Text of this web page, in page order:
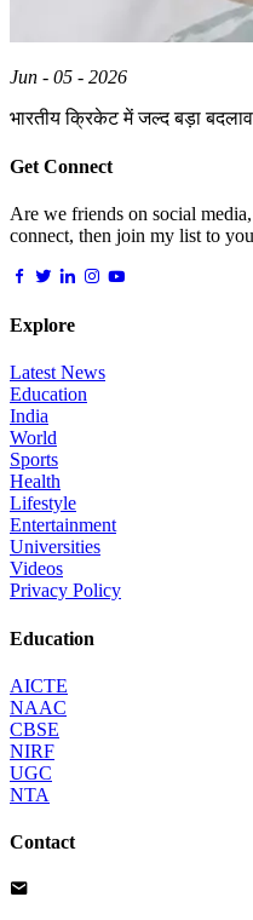
Jun - 05 - 2026
भारतीय क्रिकेट में जल्द बड़ा
Get Connect
Are we friends on social
connect, then join my list to
Explore
Latest News
Education
India
World
Sports
Health
Lifestyle
Entertainment
Universities
Videos
Privacy Policy
Education
AICTE
NAAC
CBSE
NIRF
UGC
NTA
Contact